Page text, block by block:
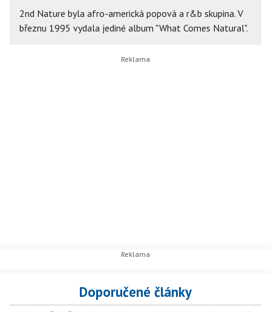
2nd Nature byla afro-americká popová a r&b skupina. V
březnu 1995 vydala jediné album "What Comes Natural".
Doporučené články